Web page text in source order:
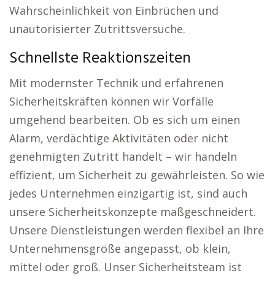
Wahrscheinlichkeit von Einbrüchen und
unautorisierter Zutrittsversuche.
Schnellste Reaktionszeiten
Mit modernster Technik und erfahrenen
Sicherheitskräften können wir Vorfälle
umgehend bearbeiten. Ob es sich um einen
Alarm, verdächtige Aktivitäten oder nicht
genehmigten Zutritt handelt – wir handeln
effizient, um Sicherheit zu gewährleisten. So wie
jedes Unternehmen einzigartig ist, sind auch
unsere Sicherheitskonzepte maßgeschneidert.
Unsere Dienstleistungen werden flexibel an Ihre
Unternehmensgröße angepasst, ob klein,
mittel oder groß. Unser Sicherheitsteam ist